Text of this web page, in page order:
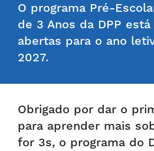
O programa Pré-
de 3 Anos da DPP
abertas para o ano
2027.
Obrigado por dar o
para aprender mais
for 3s, o programa do